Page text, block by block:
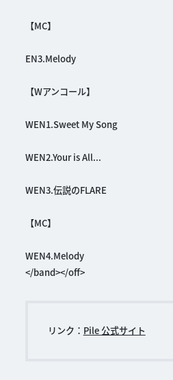
【MC】
EN3.Melody
【Wアンコール】
WEN1.Sweet My Song
WEN2.Your is All...
WEN3.伝説のFLARE
【MC】
WEN4.Melody
</band></off>
リンク： Pile 公式サイト